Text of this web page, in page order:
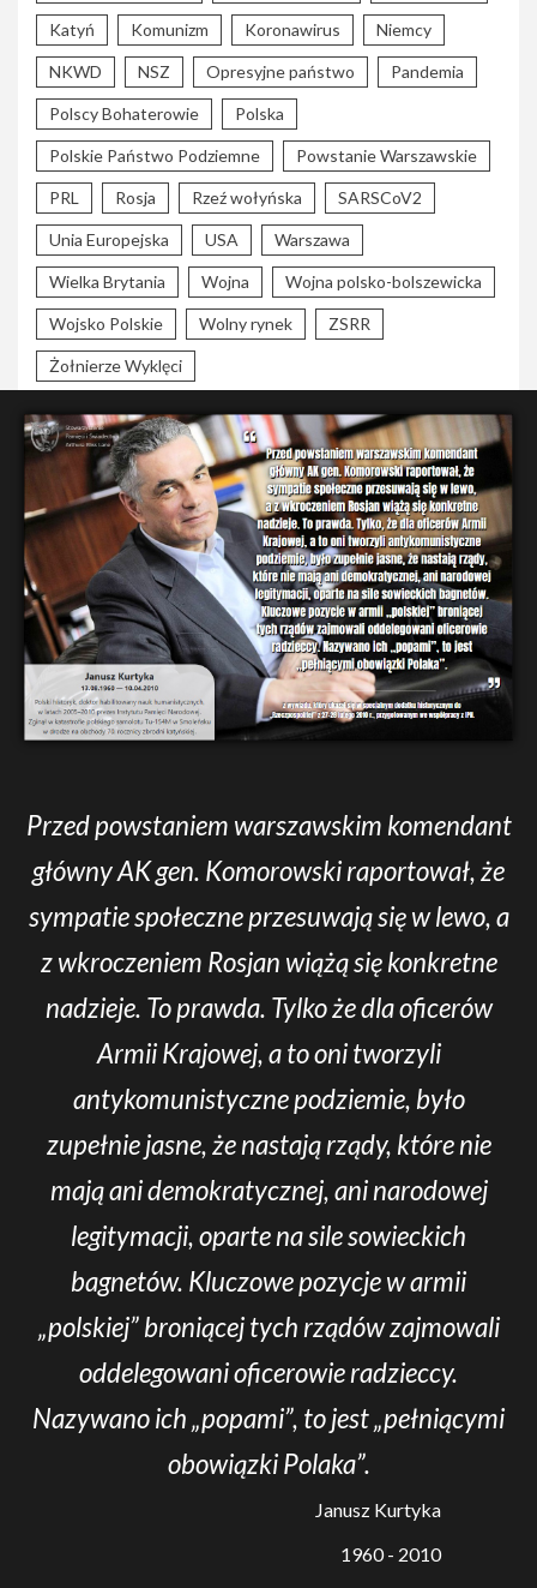
Katyń Komunizm Koronawirus Niemcy
NKWD NSZ Opresyjne państwo Pandemia
Polscy Bohaterowie Polska
Polskie Państwo Podziemne Powstanie Warszawskie
PRL Rosja Rzeź wołyńska SARSCoV2
Unia Europejska USA Warszawa
Wielka Brytania Wojna Wojna polsko-bolszewicka
Wojsko Polskie Wolny rynek ZSRR
Żołnierze Wyklęci
Przed powstaniem warszawskim komendant
główny AK gen. Komorowski raportował, że
sympatie społeczne przesuwają się w lewo, a
z wkroczeniem Rosjan wiążą się konkretne
nadzieje. To prawda. Tylko że dla oficerów
Armii Krajowej, a to oni tworzyli
antykomunistyczne podziemie, było
zupełnie jasne, że nastają rządy, które nie
mają ani demokratycznej, ani narodowej
legitymacji, oparte na sile sowieckich
bagnetów. Kluczowe pozycje w armii
„polskiej” broniącej tych rządów zajmowali
oddelegowani oficerowie radzieccy.
Nazywano ich „popami”, to jest „pełniącymi
obowiązki Polaka”.
Janusz Kurtyka
1960 - 2010